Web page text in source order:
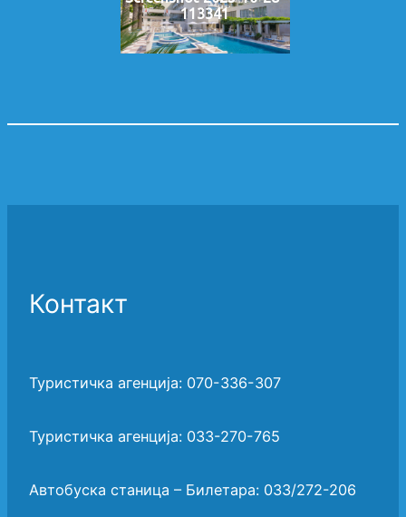
113341
Контакт
Туристичка агенција: 070-336-307
Туристичка агенција: 033-270-765
Автобуска станица – Билетара: 033/272-206